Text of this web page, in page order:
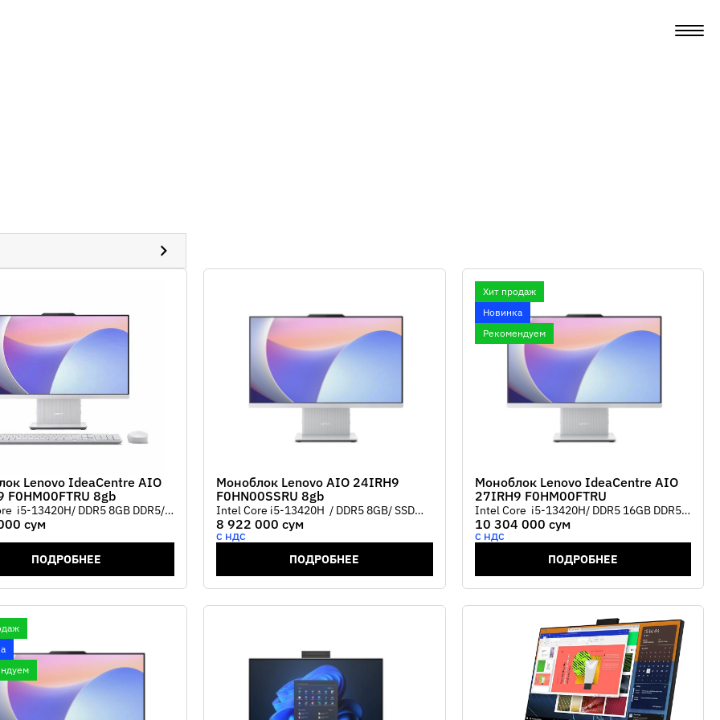
Lenovo IdeaCentre AIO
F0HM00FTRU 8gb
i5-13420H/ DDR5 8GB DDR5/
/ 27" FHD IPS/Intel® UHD
Wi-Fi /Web cam/ Wireless
+ mouse Цвет Cloud Grey
сум
ПОДРОБНЕЕ
Моноблок Lenovo AIO 24IRH9
F0HN00SSRU 8gb
Intel Core i5-13420H / DDR5 8GB/ SSD
512GB / 24" FHD IPS/Intel® UHD Graphic/
Wi-Fi /Web cam/ Wireless keyboard +
mouse Цвет Cloud Grey
8 922 000 сум
С НДС
ПОДРОБНЕЕ
Хит продаж
Новинка
Рекомендуем
Моноблок Lenovo IdeaCentre AIO
27IRH9 F0HM00FTRU
Intel Core i5-13420H/ DDR5 16GB DDR5/
SSD 512GB / 27" FHD IPS/Intel® UHD
Graphic/ Wi-Fi /Web cam/ Wireless
keyboard + mouse Цвет Cloud Grey
10 304 000 сум
С НДС
ПОДРОБНЕЕ